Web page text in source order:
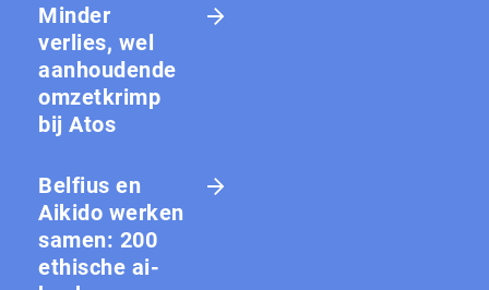
Minder
verlies, wel
aanhoudende
omzetkrimp
bij Atos
Belfius en
Aikido werken
samen: 200
ethische ai-